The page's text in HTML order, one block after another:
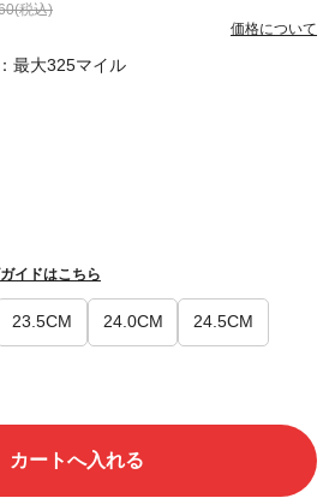
最大325マイル
税込)
価格について
23.5CM 24.0CM 24.5CM
イドはこちら